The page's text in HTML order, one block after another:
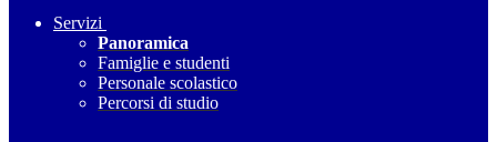
Servizi
Panoramica
Famiglie e studenti
Personale scolastico
Percorsi di studio